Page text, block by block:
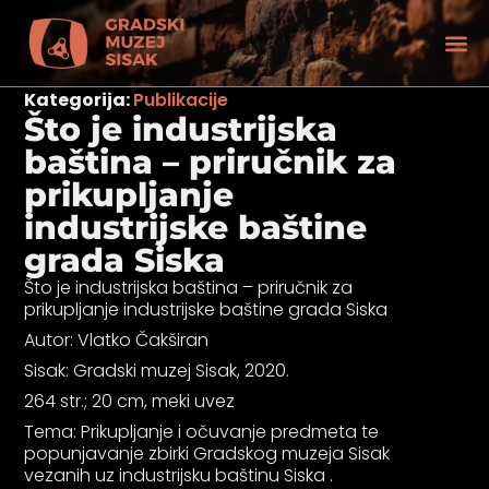
Kategorija:Publikacije
Što je industrijska
baština – priručnik za
prikupljanje
industrijske baštine
grada Siska
Što je industrijska baština – priručnik za
prikupljanje industrijske baštine grada Siska
Autor: Vlatko Čakširan
Sisak: Gradski muzej Sisak, 2020.
264 str.; 20 cm, meki uvez
Tema: Prikupljanje i očuvanje predmeta te
popunjavanje zbirki Gradskog muzeja Sisak
vezanih uz industrijsku baštinu Siska .
vida